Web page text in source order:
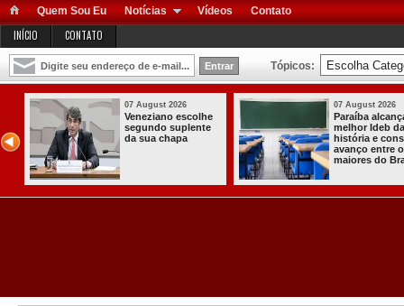
Quem Sou Eu Notícias Vídeos Contato
INÍCIO CONTATO
Tópicos:
os
07 August 2026
Homem é preso
com armas,
munições e
radiocomunicadore
03 August
a
Solidária